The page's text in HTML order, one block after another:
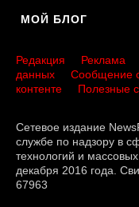
МОЙ БЛОГ
Редакция Реклама
данных
Сообщение
контенте
Полезные
Сетевое издание
службе по надзору в
технологий и
декабря 2016 года.
67963